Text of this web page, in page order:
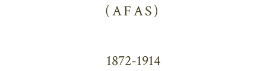
(AFAS)
1872-1914